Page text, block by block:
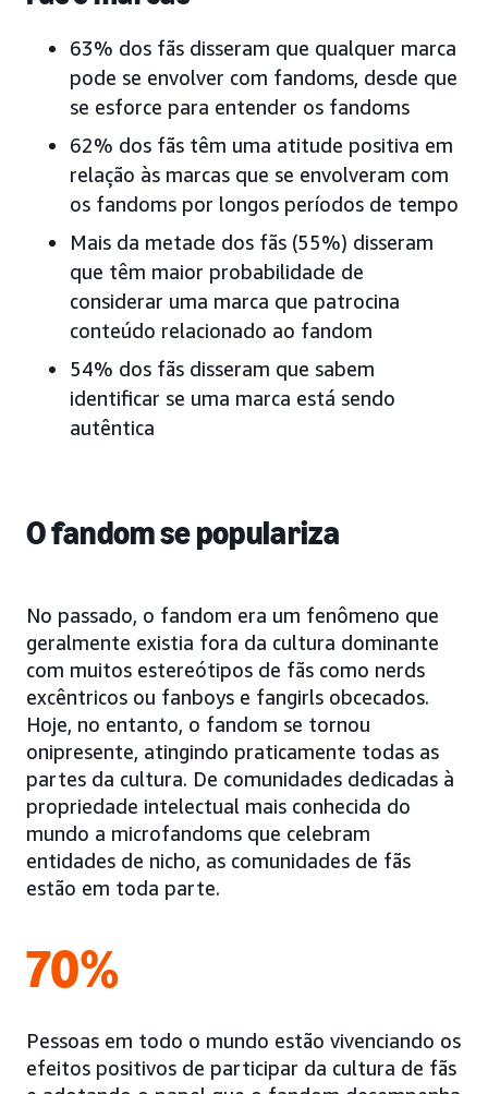
63% dos fãs disseram que qualquer marca
pode se envolver com fandoms, desde que
se esforce para entender os fandoms
62% dos fãs têm uma atitude positiva em
relação às marcas que se envolveram com
os fandoms por longos períodos de tempo
Mais da metade dos fãs (55%) disseram
que têm maior probabilidade de
considerar uma marca que patrocina
conteúdo relacionado ao fandom
54% dos fãs disseram que sabem
identificar se uma marca está sendo
autêntica
O fandom se populariza
No passado, o fandom era um fenômeno que
geralmente existia fora da cultura dominante
com muitos estereótipos de fãs como nerds
excêntricos ou fanboys e fangirls obcecados.
Hoje, no entanto, o fandom se tornou
onipresente, atingindo praticamente todas as
partes da cultura. De comunidades dedicadas à
propriedade intelectual mais conhecida do
mundo a microfandoms que celebram
entidades de nicho, as comunidades de fãs
estão em toda parte.
70%
Pessoas em todo o mundo estão vivenciando os
efeitos positivos de participar da cultura de fãs